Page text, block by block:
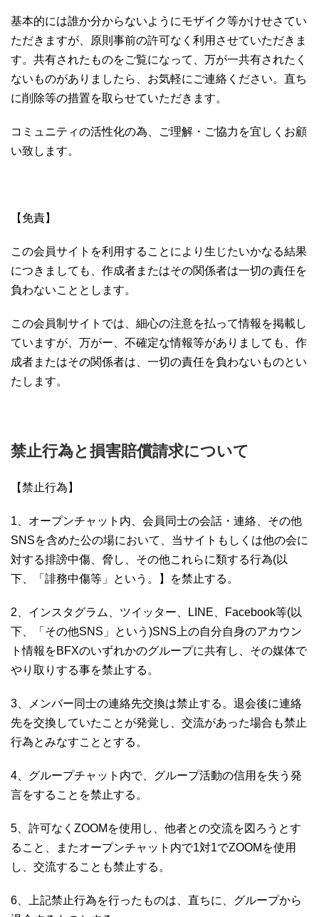
基本的には誰か分からないようにモザイク等かけせさてい
ただきますが、原則事前の許可なく利用させていただきま
す。共有されたものをご覧になって、万が一共有されたく
ないものがありましたら、お気軽にご連絡ください。直ち
に削除等の措置を取らせていただきます。
コミュニティの活性化の為、ご理解・ご協力を宜しくお顧
い致します。
【免責】
この会員サイトを利用することにより生じたいかなる結果
につきましても、作成者またはその関係者は一切の責任を
負わないこととします。
この会員制サイトでは、細心の注意を払って情報を掲載し
ていますが、万がー、不確定な情報等がありましても、作
成者またはその関係者は、一切の責任を負わないものとい
たします。
禁止行為と損害賠償請求について
【禁止行為】
1、オープンチャット内、会員同士の会話・連絡、その他
SNSを含めた公の場において、当サイトもしくは他の会に
対する排謗中傷、脅し、その他これらに類する行為(以
下、「誹務中傷等」という。】を禁止する。
2、インスタグラム、ツイッター、LINE、Facebook等(以
下、「その他SNS」という)SNS上の自分自身のアカウン
ト情報をBFXのいずれかのグループに共有し、その媒体で
やり取りする事を禁止する。
3、メンバー同士の連絡先交換は禁止する。退会後に連絡
先を交換していたことが発覚し、交流があった場合も禁止
行為とみなすこととする。
4、グループチャット内で、グループ活動の信用を失う発
言をすることを禁止する。
5、許可なくZOOMを使用し、他者との交流を図ろうとす
ること、またオープンチャット内で1対1でZOOMを使用
し、交流することも禁止する。
6、上記禁止行為を行ったものは、直ちに、グループから